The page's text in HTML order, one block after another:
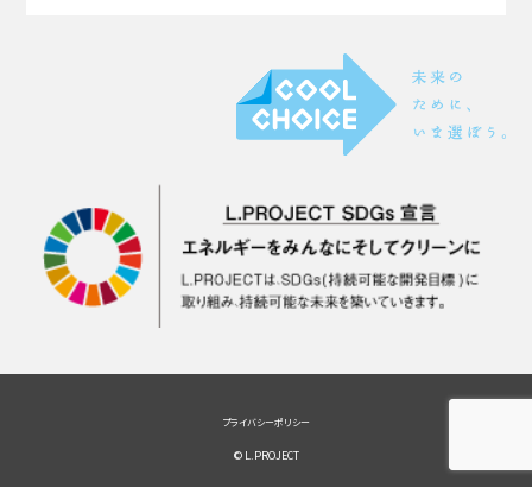
プライバシーポリシー
© L.PROJECT